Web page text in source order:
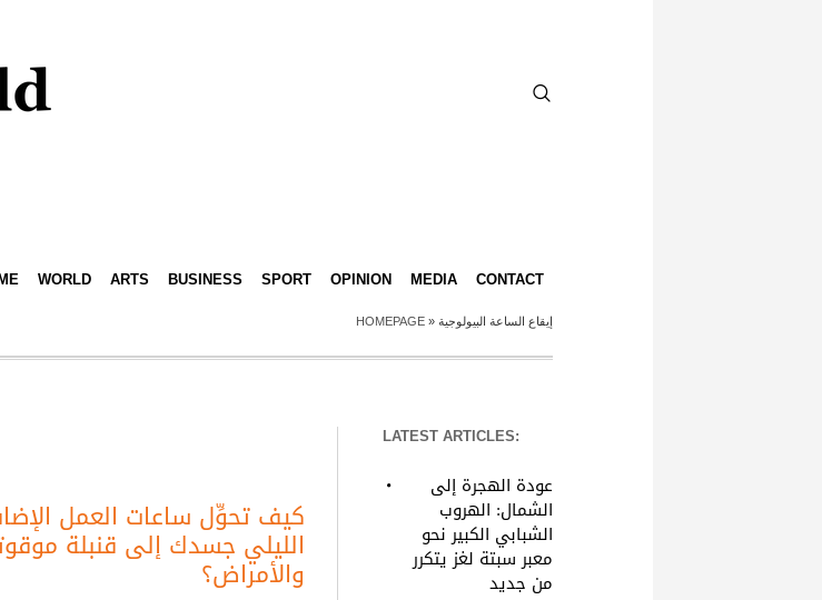
WORLD ARTS BUSINESS SPORT OPINION MEDIA CONTACT
HOMEPAGE » إيقاع الساعة البيولوجية
كيف تحوِّل ساعات العمل
الليلي جسدك إلى قنبلة
والأمراض؟
LATEST ARTICLES:
عودة الهجرة إلى
الشمال: الهروب
الشبابي الكبير نحو
معبر سبتة لغز يتكرر
من جديد